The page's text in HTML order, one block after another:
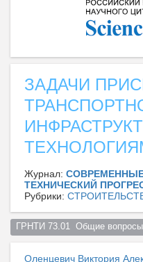
ЗАДАЧИ
Журнал:
ТЕХНИЧЕСКИЙ
Рубрики:
ГРНТИ 73.01  Общие вопросы
Оленцевич Виктория